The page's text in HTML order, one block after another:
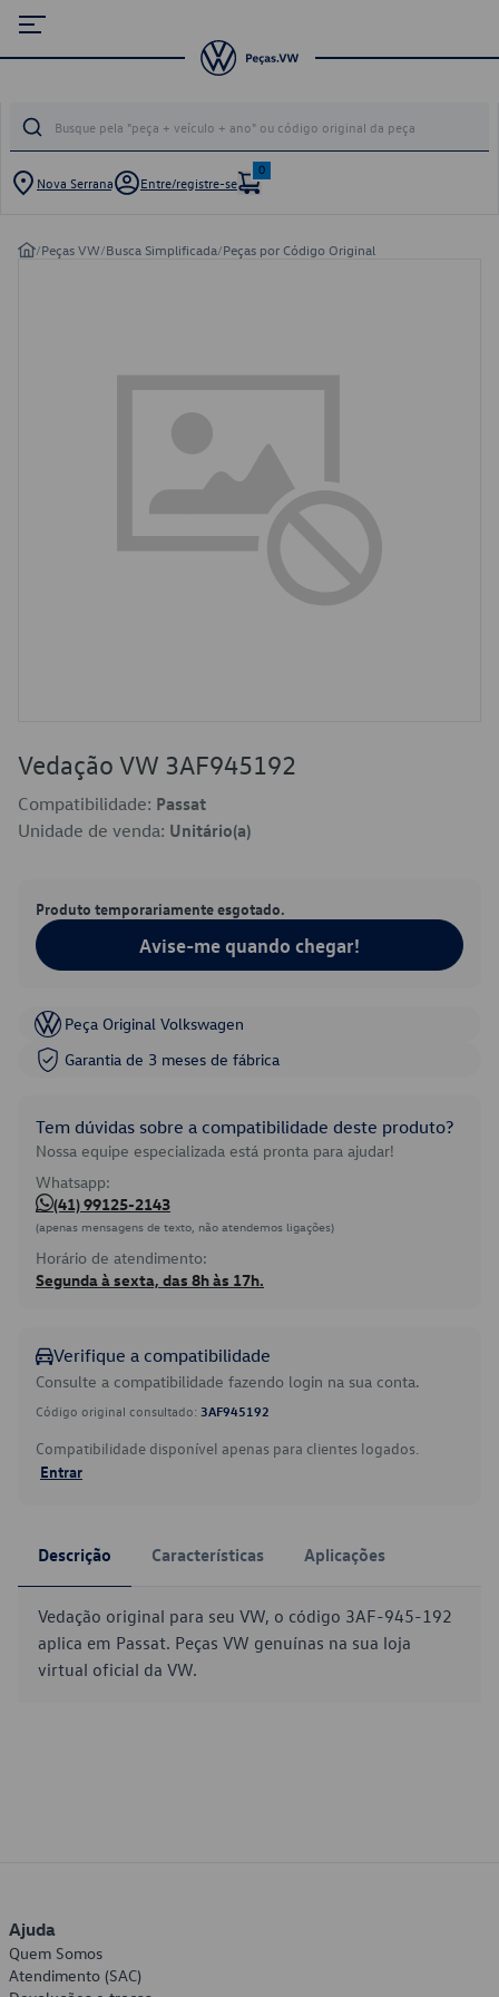
Nova Serrana Entre/registre-se
0
/Peças VW/Busca Simplificada/Peças por Código Original
Vedação VW 3AF945192
Compatibilidade: Passat
Unidade de venda: Unitário(a)
Produto temporariamente esgotado.
Avise-me quando chegar!
Peça Original Volkswagen
Garantia de 3 meses de fábrica
Tem dúvidas sobre a compatibilidade deste produto?
Nossa equipe especializada está pronta para ajudar!
Whatsapp:
(41) 99125-2143
(apenas mensagens de texto, não atendemos ligações)
Horário de atendimento:
Segunda à sexta, das 8h às 17h.
Verifique a compatibilidade
Consulte a compatibilidade fazendo login na sua conta.
Código original consultado: 3AF945192
Compatibilidade disponível apenas para clientes logados.
Entrar
Descrição Características Aplicações
Vedação original para seu VW, o código 3AF-945-192
aplica em Passat. Peças VW genuínas na sua loja
virtual oficial da VW.
Ajuda
Quem Somos
Atendimento (SAC)